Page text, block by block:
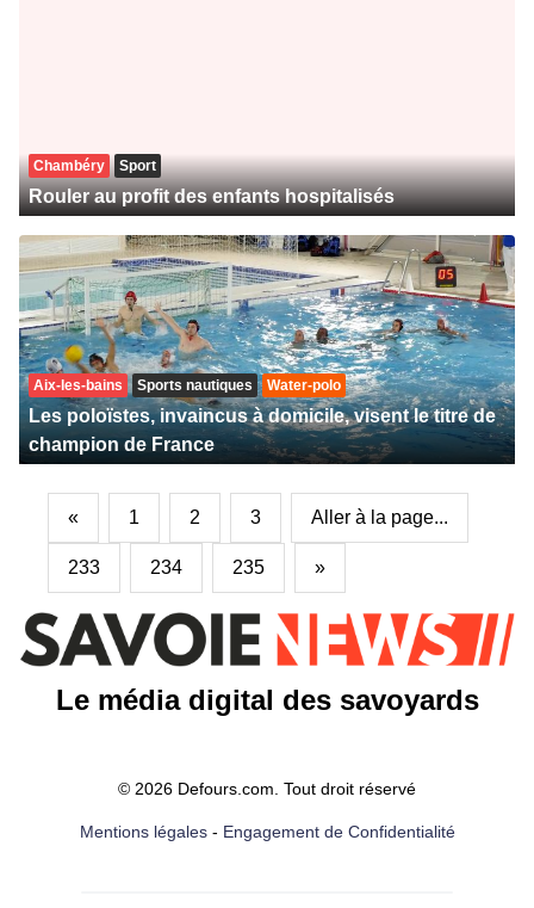
Chambéry Sport
Rouler au profit des enfants hospitalisés
Aix-les-bains Sports nautiques Water-polo
Les poloïstes, invaincus à domicile, visent le titre de
champion de France
« 1 2 3 Aller à la page...
233 234 235 »
Le média digital des savoyards
© 2026 Defours.com. Tout droit réservé
Mentions légales- Engagement de Confidentialité